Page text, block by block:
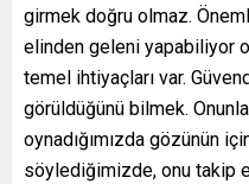
girmek doğru olmaz.
elinden geleni yapabiliyor
temel ihtiyaçları var.
görüldüğünü bilmek.
oynadığımızda gözünün
söylediğimizde, onu takip